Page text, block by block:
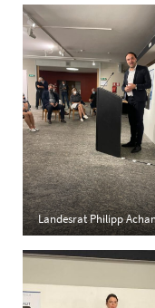
Landesrat Philipp